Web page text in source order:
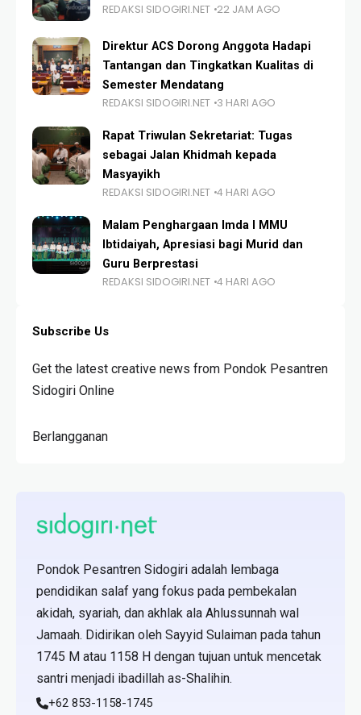
REDAKSI SIDOGIRI.NET 22 JAM AGO
Direktur ACS Dorong Anggota Hadapi
Tantangan dan Tingkatkan Kualitas di
Semester Mendatang
REDAKSI SIDOGIRI.NET 3 HARI AGO
Rapat Triwulan Sekretariat: Tugas
sebagai Jalan Khidmah kepada
Masyayikh
REDAKSI SIDOGIRI.NET 4 HARI AGO
Malam Penghargaan Imda I MMU
Ibtidaiyah, Apresiasi bagi Murid dan
Guru Berprestasi
REDAKSI SIDOGIRI.NET 4 HARI AGO
Subscribe Us
Get the latest creative news from Pondok Pesantren
Sidogiri Online
Berlangganan
Pondok Pesantren Sidogiri adalah lembaga
pendidikan salaf yang fokus pada pembekalan
akidah, syariah, dan akhlak ala Ahlussunnah wal
Jamaah. Didirikan oleh Sayyid Sulaiman pada tahun
1745 M atau 1158 H dengan tujuan untuk mencetak
santri menjadi ibadillah as-Shalihin.
+62 853-1158-1745